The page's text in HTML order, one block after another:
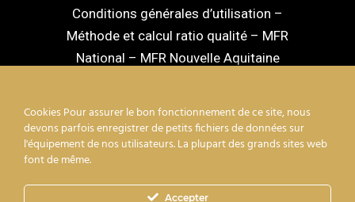
Conditions générales d’utilisation –
Méthode et calcul ratio qualité – MFR
National – MFR Nouvelle Aquitaine
facebook linkedin youtube instagram
Cookies Pour assurer le bon fonctionnement de ce site, nous
devons parfois enregistrer de petits fichiers de données sur
l'équipement de nos utilisateurs. La plupart des grands sites web
font de même.
Accepter